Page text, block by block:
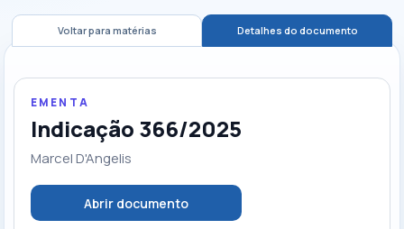
Voltar para matérias Detalhes do documento
EMENTA
Indicação 366/2025
Marcel D'Angelis
Abrir documento